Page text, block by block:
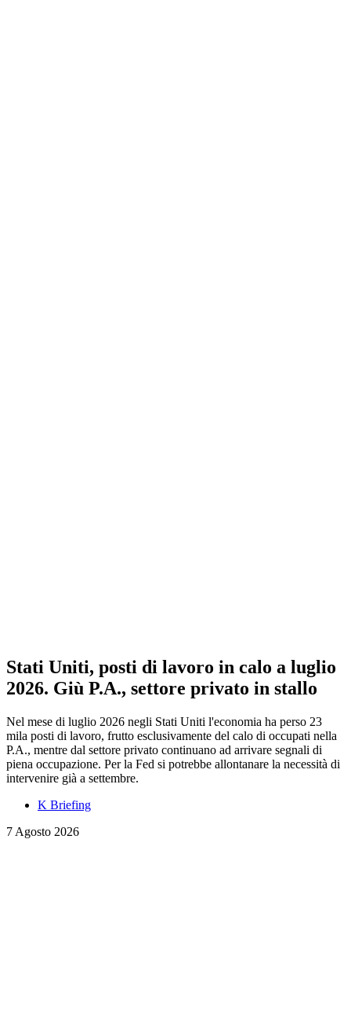
Stati Uniti, posti di lavoro in calo a luglio
2026. Giù P.A., settore privato in stallo
Nel mese di luglio 2026 negli Stati Uniti l'economia ha perso 23
mila posti di lavoro, frutto esclusivamente del calo di occupati nella
P.A., mentre dal settore privato continuano ad arrivare segnali di
piena occupazione. Per la Fed si potrebbe allontanare la necessità di
intervenire già a settembre.
K Briefing
7 Agosto 2026